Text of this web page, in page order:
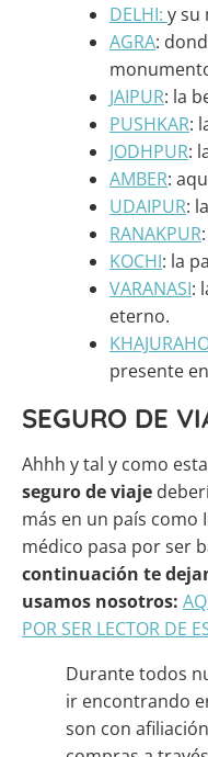
DELHI: y su
AGRA:
JAIPUR: la
PUSHKAR:
JODHPUR:
AMBER:
UDAIPUR:
RANAKPUR
KOCHI: la
VARANASI:
eterno.
presente
SEGURO DE
Ahhh y tal y como
seguro de viaje
más en un país como
médico pasa por ser
continuación te
usamos nosotros:
POR SER LECTOR DE
Durante todos
ir encontrando
son con